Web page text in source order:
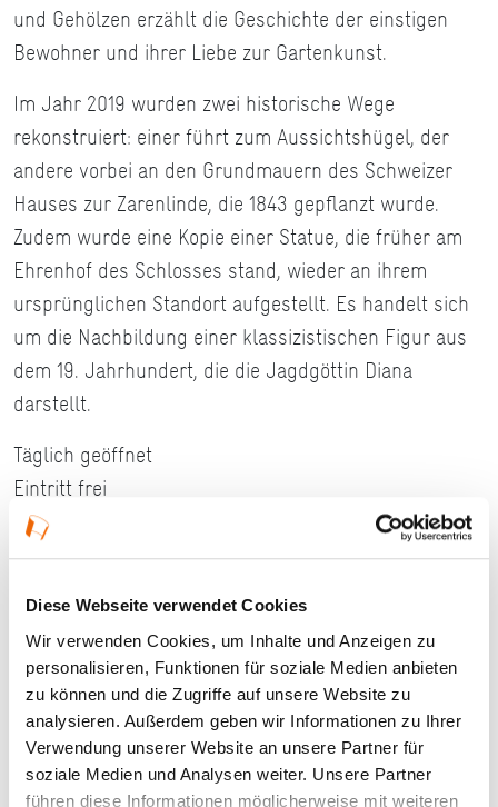
Diese Webseite verwendet Cookies
Wir verwenden Cookies, um Inhalte und Anzeigen zu
personalisieren, Funktionen für soziale Medien anbieten
zu können und die Zugriffe auf unsere Website zu
analysieren. Außerdem geben wir Informationen zu Ihrer
Verwendung unserer Website an unsere Partner für
soziale Medien und Analysen weiter. Unsere Partner
führen diese Informationen möglicherweise mit weiteren
und Gehölzen erzählt die Geschichte der einstigen
Bewohner und ihrer Liebe zur Gartenkunst.
Im Jahr 2019 wurden zwei historische Wege
rekonstruiert: einer führt zum Aussichtshügel, der
andere vorbei an den Grundmauern des Schweizer
Hauses zur Zarenlinde, die 1843 gepflanzt wurde.
Zudem wurde eine Kopie einer Statue, die früher am
Ehrenhof des Schlosses stand, wieder an ihrem
ursprünglichen Standort aufgestellt. Es handelt sich
um die Nachbildung einer klassizistischen Figur aus
dem 19. Jahrhundert, die die Jagdgöttin Diana
darstellt.
Täglich geöffnet
Eintritt frei
Barrierefreier Zugang für Menschen mit Rollstuhl
Größe: 7,4 ha
PARKPORTRÄTS - 3. AUFLAGE
#Parkporträts
Ort und Anfahrt